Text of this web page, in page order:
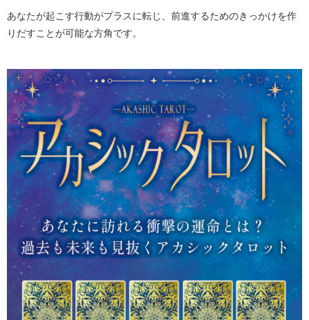
あなたが起こす行動がプラスに転じ、前進するためのきっかけを作
りだすことが可能な方角です。